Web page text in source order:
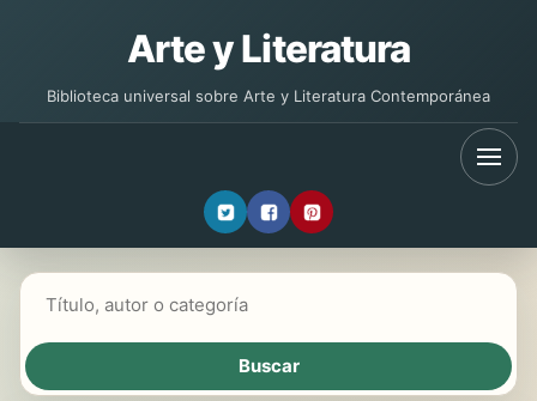
Arte y Literatura
Biblioteca universal sobre Arte y Literatura Contemporánea